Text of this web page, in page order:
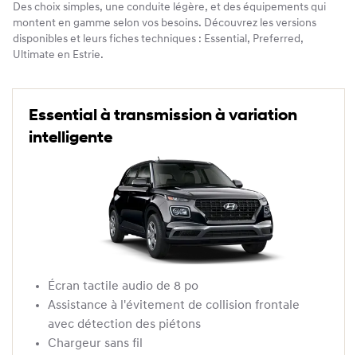
Des choix simples, une conduite légère, et des équipements qui
montent en gamme selon vos besoins. Découvrez les versions
disponibles et leurs fiches techniques : Essential, Preferred,
Ultimate en Estrie.
Essential à transmission à variation
intelligente
Écran tactile audio de 8 po
Assistance à l'évitement de collision frontale
avec détection des piétons
Chargeur sans fil